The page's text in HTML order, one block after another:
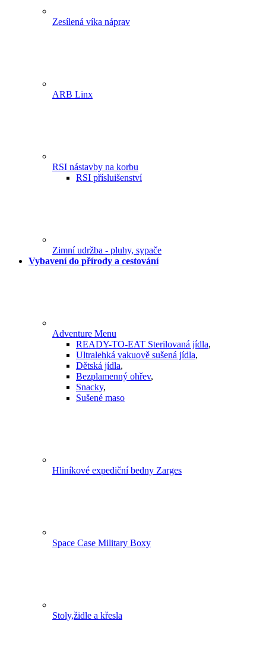
Zesílená víka náprav
ARB Linx
RSI nástavby na korbu
RSI přísluišenství
Zimní udržba - pluhy, sypače
Vybavení do přírody a cestování
Adventure Menu
READY-TO-EAT Sterilovaná jídla,
Ultralehká vakuově sušená jídla,
Dětská jídla,
Bezplamenný ohřev,
Snacky,
Sušené maso
Hliníkové expediční bedny Zarges
Space Case Military Boxy
Stoly,židle a křesla